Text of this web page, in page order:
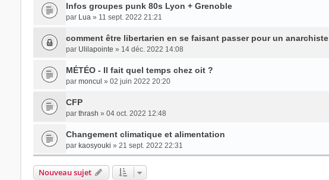
Infos groupes punk 80s Lyon + Grenoble
par Lua» 11 sept. 2022 21:21
comment être libertarien en se faisant passer pour un anarchiste
par Ulilapointe » 14 déc. 2022 14:08
MÉTÉO - Il fait quel temps chez oit ?
par moncul » 02 juin 2022 20:20
CFP
par thrash » 04 oct. 2022 12:48
Changement climatique et alimentation
par kaosyouki » 21 sept. 2022 22:31
Nouveau sujet